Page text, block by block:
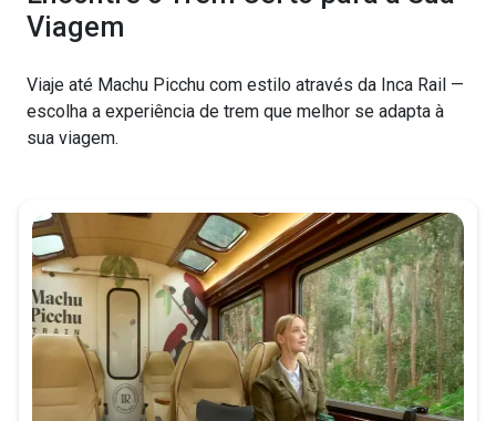
Viagem
Viaje até Machu Picchu com estilo através da Inca Rail —
escolha a experiência de trem que melhor se adapta à
sua viagem.